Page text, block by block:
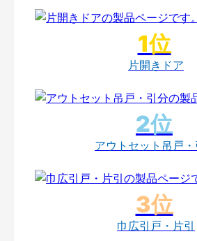
片開きドア
アウトセット吊戸
巾広引戸・片引